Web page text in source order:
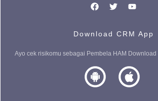
Download CRM App
Ayo cek risikomu sebagai Pembela HAM